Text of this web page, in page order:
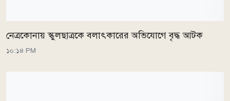
নেত্রকোনায় স্কুলছাত্রকে বলাৎকারের অভিযোগে বৃদ্ধ আটক
১০:১৪ PM